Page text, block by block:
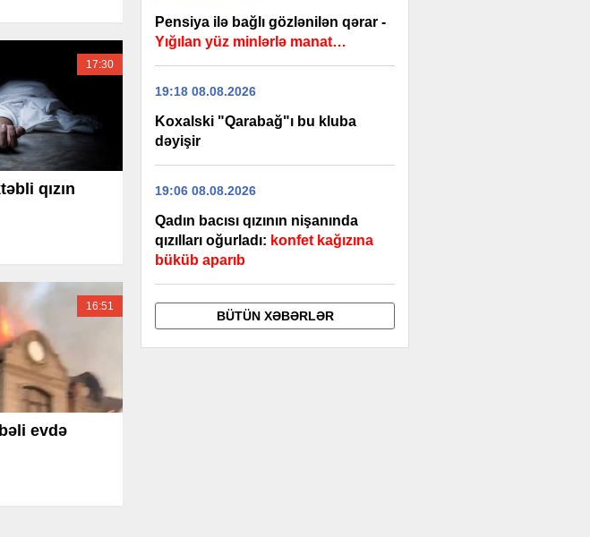
17:30
qızın
16:51
evdə
Pensiya ilə bağlı gözlənilən qərar -
Yığılan yüz minlərlə manat…
19:18 08.08.2026
Koxalski "Qarabağ"ı bu kluba
dəyişir
19:06 08.08.2026
Qadın bacısı qızının nişanında
qızılları oğurladı: konfet kağızına
büküb aparıb
BÜTÜN XƏBƏRLƏR